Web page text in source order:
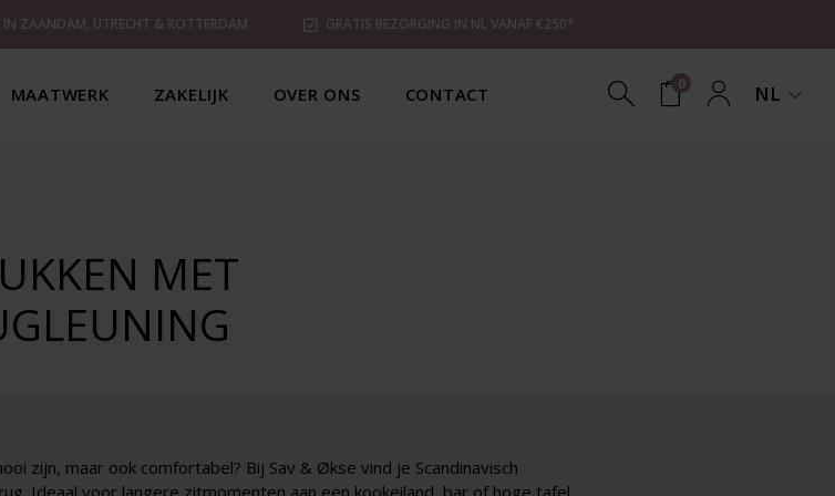
ZAANDAM, UTRECHT & ROTTERDAM GRATIS BEZORGING IN NL VANAF €250*
MAATWERK ZAKELIJK OVER ONS CONTACT 0 NL
MET
zijn, maar ook comfortabel? Bij Sav & Økse vind je Scandinavisch
Ideaal voor langere zitmomenten aan een kookeiland, bar of hoge tafel,